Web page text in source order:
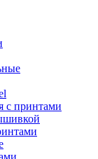
с принтами